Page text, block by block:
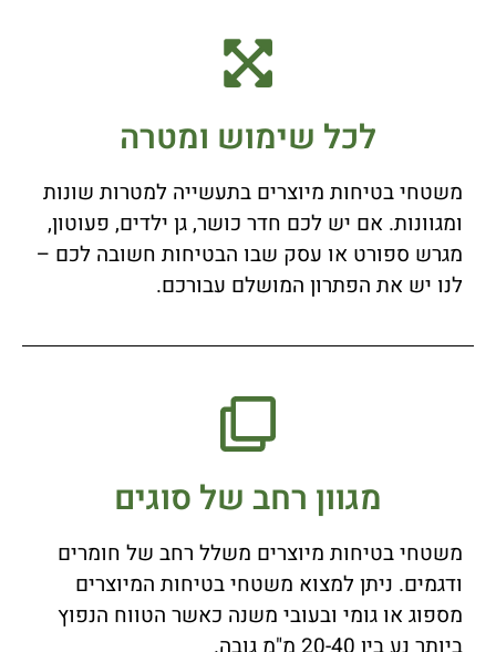
לכל שימוש ומטרה
משטחי בטיחות מיוצרים בתעשייה למטרות שונות
ומגוונות. אם יש לכם חדר כושר, גן ילדים, פעוטון,
מגרש ספורט או עסק שבו הבטיחות חשובה לכם –
לנו יש את הפתרון המושלם עבורכם.
מגוון רחב של סוגים
משטחי בטיחות מיוצרים משלל רחב של חומרים
ודגמים. ניתן למצוא משטחי בטיחות המיוצרים
מספוג או גומי ובעובי משנה כאשר הטווח הנפוץ